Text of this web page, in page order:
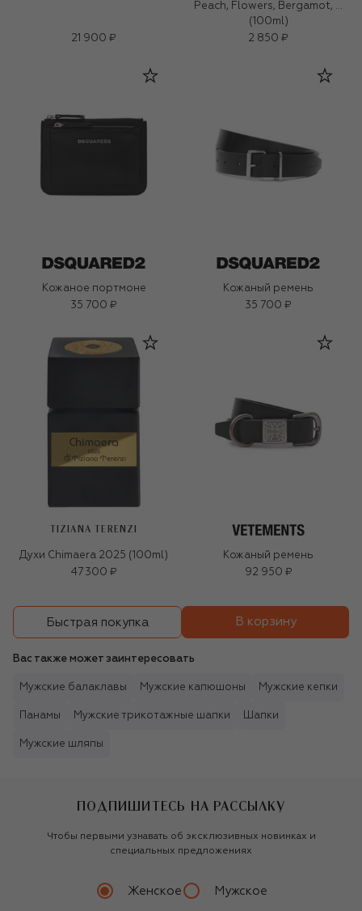
21 900 ₽
Peach, Flowers, Bergamot, …
(100ml)
2 850 ₽
Кожаное портмоне
35 700 ₽
Кожаный ремень
35 700 ₽
TIZIANA TERENZI
Духи Chimaera 2025 (100ml)
47 300 ₽
Кожаный ремень
92 950 ₽
Быстрая покупка В корзину
Вас также может заинтересовать
Мужские балаклавы Мужские капюшоны Мужские кепки
Панамы Мужские трикотажные шапки Шапки
Мужские шляпы
ПОДПИШИТЕСЬ НА РАССЫЛКУ
Чтобы первыми узнавать об эксклюзивных новинках и
специальных предложениях
Женское Мужское